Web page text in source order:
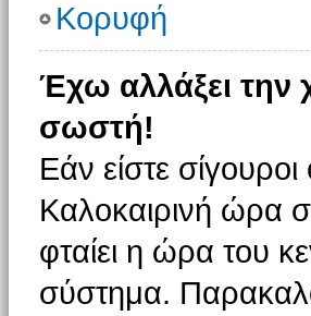
Κορυφή
Έχω αλλάξει την
σωστή!
Εάν είστε
Καλοκαιρινή ώρα
φταίει η ώρα του
σύστημα.